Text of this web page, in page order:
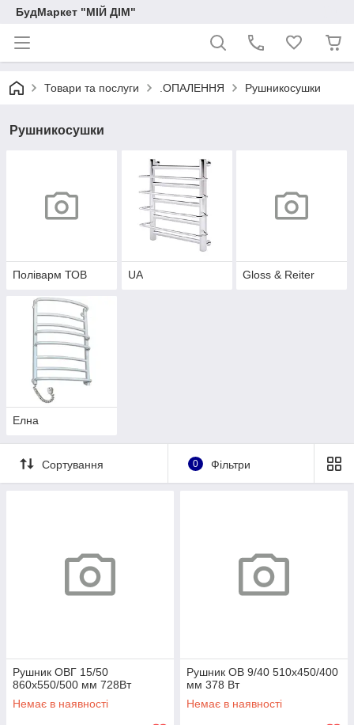
БудМаркет "МІЙ ДІМ"
Товари та послуги .ОПАЛЕННЯ Рушникосушки
Рушникосушки
Поліварм ТОВ UA Gloss & Reiter
Елна
Сортування 0 Фільтри
Рушник ОВГ 15/50
860х550/500 мм 728Вт
Немає в наявності
Рушник ОВ 9/40 510х450/400
мм 378 Вт
Немає в наявності